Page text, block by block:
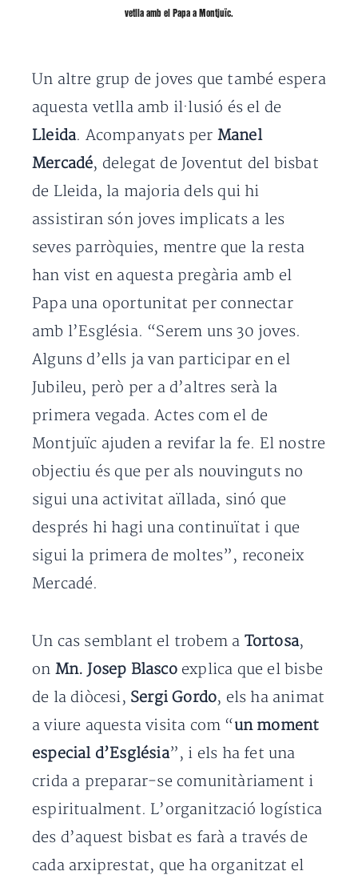
vetlla amb el Papa a Montjuïc.
Un altre grup de joves que també espera
aquesta vetlla amb il·lusió és el de
Lleida. Acompanyats per Manel
Mercadé, delegat de Joventut del bisbat
de Lleida, la majoria dels qui hi
assistiran són joves implicats a les
seves parròquies, mentre que la resta
han vist en aquesta pregària amb el
Papa una oportunitat per connectar
amb l’Església. “Serem uns 30 joves.
Alguns d’ells ja van participar en el
Jubileu, però per a d’altres serà la
primera vegada. Actes com el de
Montjuïc ajuden a revifar la fe. El nostre
objectiu és que per als nouvinguts no
sigui una activitat aïllada, sinó que
després hi hagi una continuïtat i que
sigui la primera de moltes”, reconeix
Mercadé.
Un cas semblant el trobem a Tortosa,
on Mn. Josep Blascoexplica que el bisbe
de la diòcesi, Sergi Gordo, els ha animat
a viure aquesta visita com “un moment
especial d’Església”, i els ha fet una
crida a preparar-se comunitàriament i
espiritualment. L’organització logística
des d’aquest bisbat es farà a través de
cada arxiprestat, que ha organitzat el